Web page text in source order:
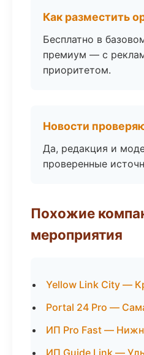
Как разместить
Бесплатно в
премиум — с
приоритетом.
Новости
Да, редакция и
проверенные
Похожие
мероприятия
Yellow Link City —
Portal 24 Pro —
ИП Pro Fast —
ИП Guide Link —